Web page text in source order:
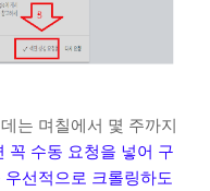
는 며칠에서 몇 주까지
꼭 수동 요청을 넣어 구
선적으로 크롤링하도